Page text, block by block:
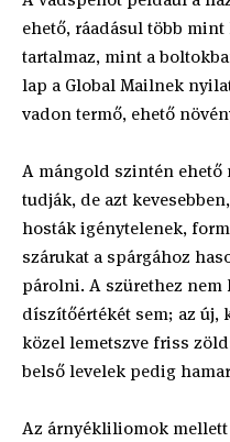
ehető, ráadásul több
tartalmaz, mint a
lap a Global Mailnek
vadon termő, ehető
A mángold szintén ehető
tudják, de azt
hosták igénytelenek,
szárukat a spárgához
párolni. A szürethez
díszítőértékét sem; az új,
közel lemetszve friss
belső levelek pedig
Az árnyékliliomok